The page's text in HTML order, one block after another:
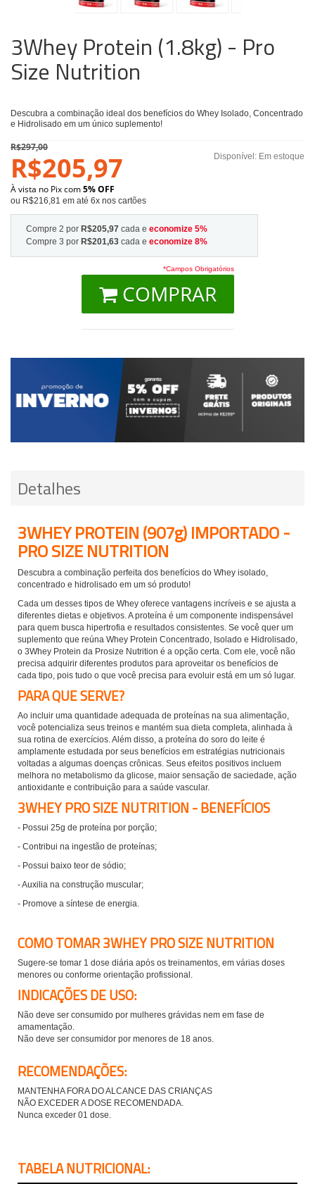
3Whey Protein (1.8kg) - Pro
Size Nutrition
Descubra a combinação ideal dos benefícios do Whey Isolado, Concentrado
e Hidrolisado em um único suplemento!
Disponível: Em estoque
R$297,00
R$205,97
À vista no Pix com5% OFF
ou R$216,81 em até 6x nos cartões
Compre 2 por R$205,97 cada e economize 5%
Compre 3 por R$201,63 cada e economize 8%
*Campos Obrigatórios
COMPRAR
Detalhes
3WHEY PROTEIN (907g) IMPORTADO -
PRO SIZE NUTRITION
Descubra a combinação perfeita dos benefícios do Whey isolado,
concentrado e hidrolisado em um só produto!
Cada um desses tipos de Whey oferece vantagens incríveis e se ajusta a
diferentes dietas e objetivos. A proteína é um componente indispensável
para quem busca hipertrofia e resultados consistentes. Se você quer um
suplemento que reúna Whey Protein Concentrado, Isolado e Hidrolisado,
o 3Whey Protein da Prosize Nutrition é a opção certa. Com ele, você não
precisa adquirir diferentes produtos para aproveitar os benefícios de
cada tipo, pois tudo o que você precisa para evoluir está em um só lugar.
PARA QUE SERVE?
Ao incluir uma quantidade adequada de proteínas na sua alimentação,
você potencializa seus treinos e mantém sua dieta completa, alinhada à
sua rotina de exercícios. Além disso, a proteína do soro do leite é
amplamente estudada por seus benefícios em estratégias nutricionais
voltadas a algumas doenças crônicas. Seus efeitos positivos incluem
melhora no metabolismo da glicose, maior sensação de saciedade, ação
antioxidante e contribuição para a saúde vascular.
3WHEY PRO SIZE NUTRITION - BENEFÍCIOS
- Possui 25g de proteína por porção;
- Contribui na ingestão de proteínas;
- Possui baixo teor de sódio;
- Auxilia na construção muscular;
- Promove a síntese de energia.
COMO TOMAR 3WHEY PRO SIZE NUTRITION
Sugere-se tomar 1 dose diária após os treinamentos, em várias doses
menores ou conforme orientação profissional.
INDICAÇÕES DE USO:
Não deve ser consumido por mulheres grávidas nem em fase de
amamentação.
Não deve ser consumidor por menores de 18 anos.
RECOMENDAÇÕES:
MANTENHA FORA DO ALCANCE DAS CRIANÇAS
NÃO EXCEDER A DOSE RECOMENDADA.
Nunca exceder 01 dose.
TABELA NUTRICIONAL: